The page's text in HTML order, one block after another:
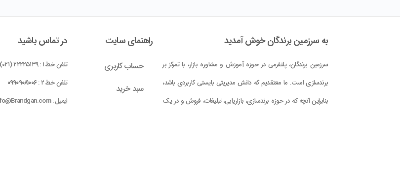
به سرزمین برندگان خوش آمدید
سرزمین برندگان، پلتفرمی در حوزه آموزش و مشاوره بازار، با تمرکز بر
برندسازی است. ما معتقدیم که دانش مدیریتی بایستی کاربردی باشد،
بنابراین آنچه که در حوزه برندسازی، بازاریابی، تبلیغات، فروش و در یک
راهنمای سایت
حساب کاربری
سبد خرید
در تماس باشید
تلفن خط ۱ : ۲۲۲۲۵۱۳۹ (۰۲۱)
تلفن خط ۲ :
۰۹۹۰۹۰۸۱۰۰۶
ایمیل : info@Brandgan.com